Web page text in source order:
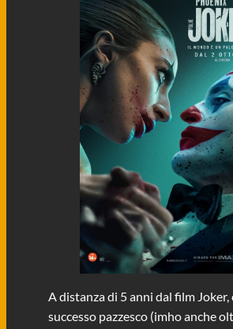
A distanza di 5 anni dal film Joker,
successo pazzesco (imho anche